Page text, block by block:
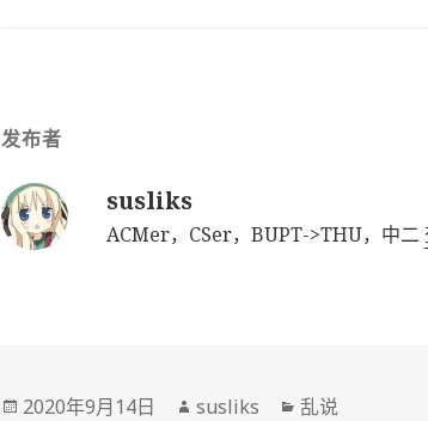
发布者
susliks
ACMer，CSer，BUPT->THU，中二
发
2020年9月14日
作
susliks
分
乱说